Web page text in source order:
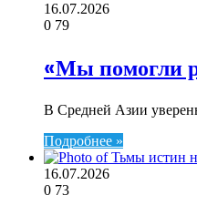
16.07.2026
0 79
«Мы помогли
В Средней Азии
Подробнее »
16.07.2026
0 73